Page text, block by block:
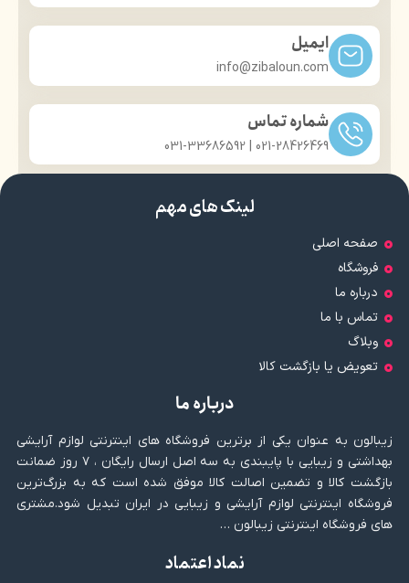
ایمیل
info@zibaloun.com
شماره تماس
021-28426469 | 031-33686592
لینک های مهم
صفحه اصلی
فروشگاه
درباره ما
تماس با ما
وبلاگ
تعویض یا بازگشت کالا
درباره ما
زیبالون به عنوان یکی از برترین فروشگاه های اینترنتی لوازم آرایشی
بهداشتی و زیبایی با پایبندی به سه اصل ارسال رایگان ، ۷ روز ضمانت
بازگشت کالا و تضمین اصالت کالا موفق شده است که به بزرگ‌ترین
فروشگاه اینترنتی لوازم آرایشی و زیبایی در ایران تبدیل شود.مشتری
های فروشگاه اینترنتی زیبالون …
نماد اعتماد